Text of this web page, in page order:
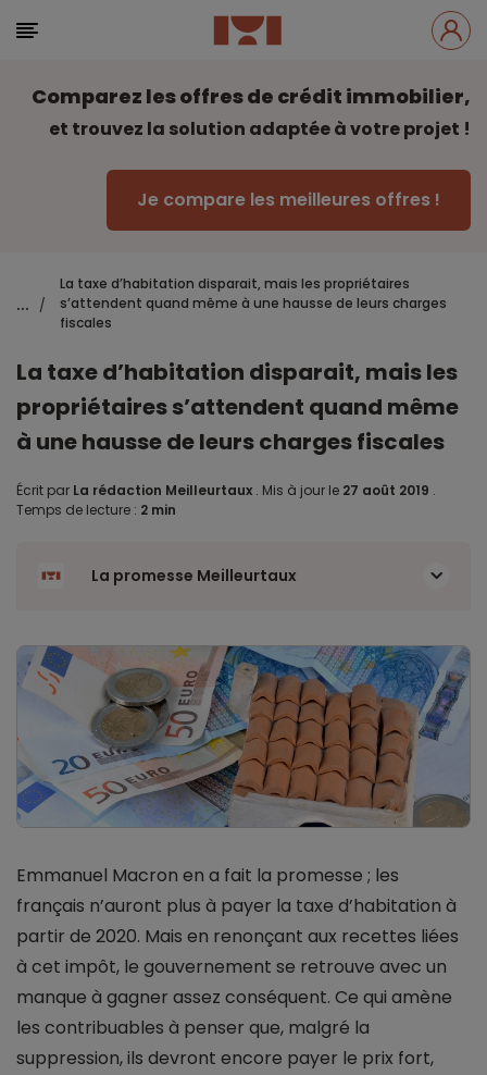
Comparez les offres de crédit immobilier,
et trouvez la solution adaptée à votre projet !
Je compare les meilleures offres !
... /
La taxe d’habitation disparait, mais les propriétaires
s’attendent quand même à une hausse de leurs charges
fiscales
La taxe d’habitation disparait, mais les
propriétaires s’attendent quand même
à une hausse de leurs charges fiscales
Écrit par La rédaction Meilleurtaux . Mis à jour le 27 août 2019 .
Temps de lecture : 2 min
La promesse Meilleurtaux
Emmanuel Macron en a fait la promesse ; les
français n’auront plus à payer la taxe d’habitation à
partir de 2020. Mais en renonçant aux recettes liées
à cet impôt, le gouvernement se retrouve avec un
manque à gagner assez conséquent. Ce qui amène
les contribuables à penser que, malgré la
suppression, ils devront encore payer le prix fort,